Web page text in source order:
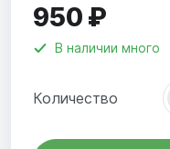
950 ₽
В наличии много
Количество